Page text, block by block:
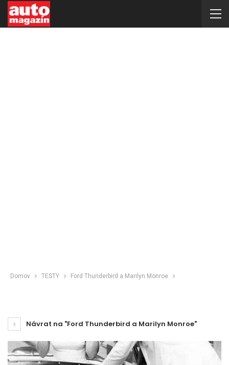
Domov TESTY Ford Thunderbird a Marilyn Monroe
Návrat na "Ford Thunderbird a Marilyn Monroe"